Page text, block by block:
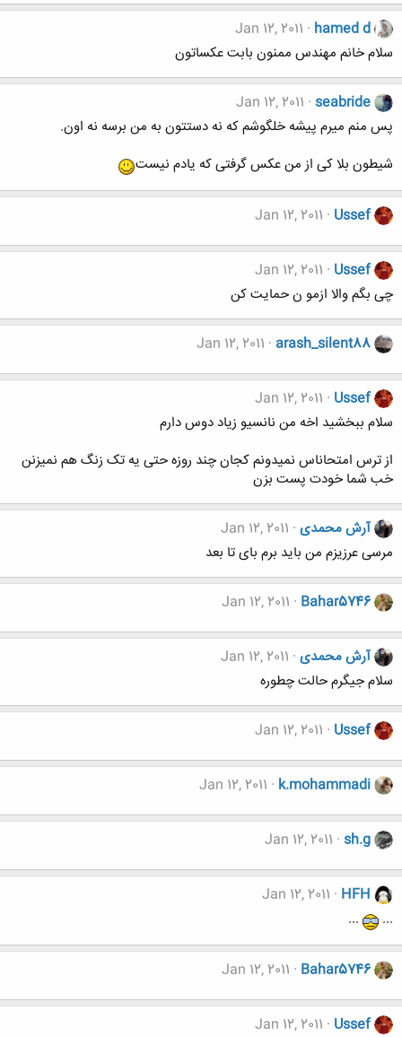
hamed d
Jan 12, 2011
سلام خانم مهندس ممنون بابت عکساتون
seabride
Jan 12, 2011
پس منم میرم پیشه خلگوشم که نه دستتون به من برسه نه اون.
شیطون بلا کی از من عکس گرفتی که یادم نیست
Ussef
Jan 12, 2011
Ussef
Jan 12, 2011
چی بگم والا ازمو ن حمایت کن
arash_silent88
Jan 12, 2011
Ussef
Jan 12, 2011
سلام ببخشید اخه من نانسیو زیاد دوس دارم
از ترس امتحاناس نمیدونم کجان چند روزه حتی یه تک زنگ هم نمیزنن
خب شما خودت پست بزن
آرش محمدی Jan 12, 2011
مرسی عرزیزم من باید برم بای تا بعد
Bahar5746
Jan 12, 2011
آرش محمدی Jan 12, 2011
سلام جیگرم حالت چطوره
Ussef
Jan 12, 2011
k.mohammadi
Jan 12, 2011
sh.g
Jan 12, 2011
HFH
Jan 12, 2011
...
...
Bahar5746
Jan 12, 2011
Ussef
Jan 12, 2011